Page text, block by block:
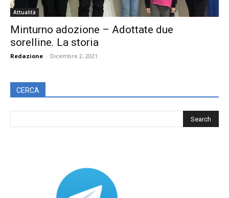
Attualità
Minturno adozione – Adottate due
sorelline. La storia
Redazione - Dicembre 2, 2021
CERCA